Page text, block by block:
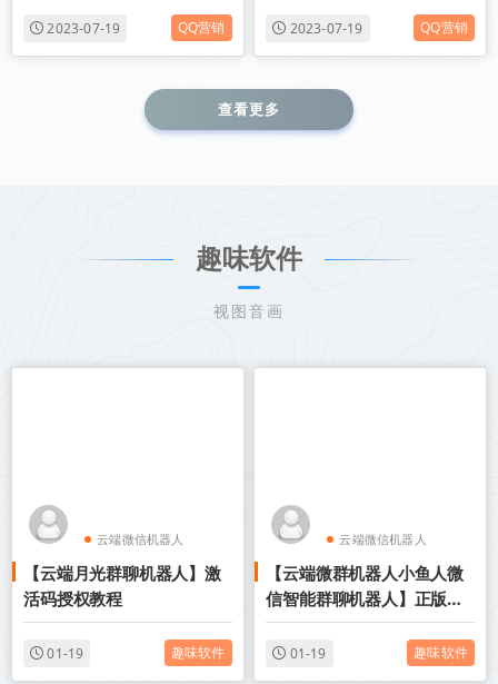
2023-07-19 QQ营销 2023-07-19 QQ营销
查看更多
趣味软件
视图音画
云端微信机器人
点歌机器人
【云端月光群聊机器人】激
活码授权教程
01-19 趣味软件
云端微信机器人
点歌机器人
【云端微群机器人小鱼人微
信智能群聊机器人】正版激
活码授权月卡季卡年卡
01-19 趣味软件